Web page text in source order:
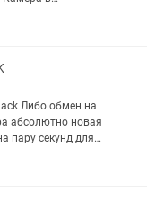
камера,
Либо обмен на
пару секунд для
без следов...